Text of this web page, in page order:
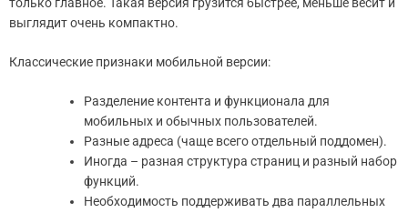
только главное. Такая версия грузится быстрее, меньше весит и
выглядит очень компактно.
Классические признаки мобильной версии:
Разделение контента и функционала для
мобильных и обычных пользователей.
Разные адреса (чаще всего отдельный поддомен).
Иногда – разная структура страниц и разный набор
функций.
Необходимость поддерживать два параллельных